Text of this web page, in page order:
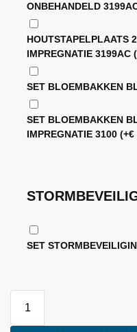
ONBEHANDELD
HOUTSTAPELPLAATS
IMPREGNATIE 3199AC
SET BLOEMBAKKEN
SET BLOEMBAKKEN
IMPREGNATIE 3100(+€
SET